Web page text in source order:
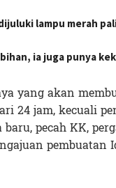
lampu merah
ia juga punya
yang akan
24 jam, kecuali
pecah KK,
pembuatan